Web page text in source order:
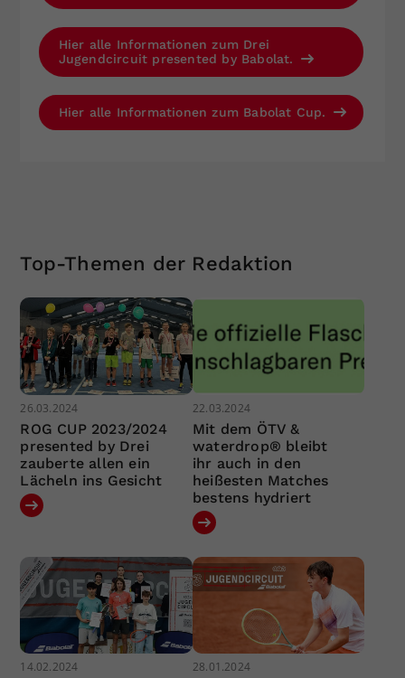
Hier alle Informationen zum Drei
Jugendcircuit presented by Babolat.
Hier alle Informationen zum Babolat Cup.
Top-Themen der Redaktion
26.03.2024
ROG CUP 2023/2024
presented by Drei
zauberte allen ein
Lächeln ins Gesicht
22.03.2024
Mit dem ÖTV &
waterdrop® bleibt
ihr auch in den
heißesten Matches
bestens hydriert
14.02.2024 28.01.2024